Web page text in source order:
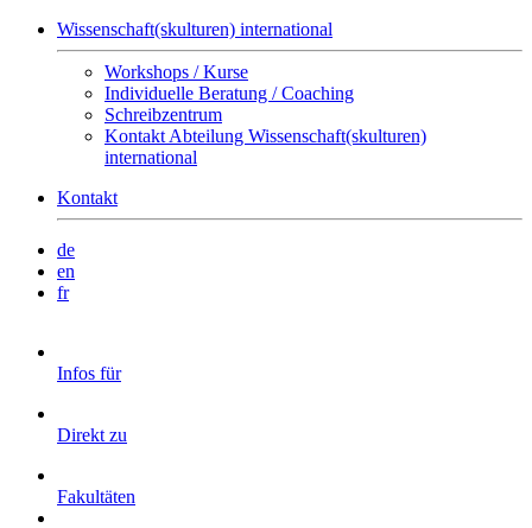
Wissenschaft(skulturen) international
Workshops / Kurse
Individuelle Beratung / Coaching
Schreibzentrum
Kontakt Abteilung Wissenschaft(skulturen)
international
Kontakt
de
en
fr
Infos für
Direkt zu
Fakultäten